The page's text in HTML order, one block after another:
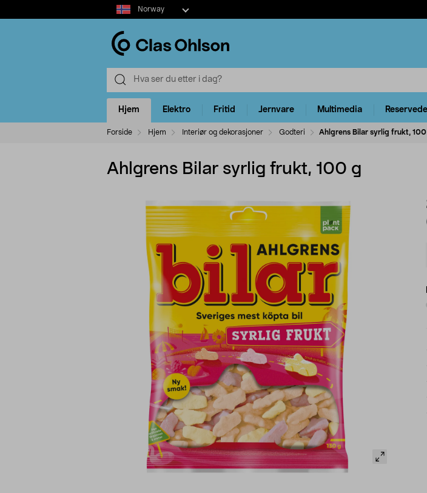
Select
market
Norway
Hjem Elektro Fritid Jernvare Multimedia
Forside Hjem Interiør og dekorasjoner Godteri Ahlgrens Bilar syrlig frukt, 100
Ahlgrens Bilar syrlig frukt, 100 g